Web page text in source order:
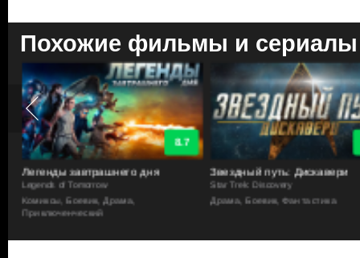
Похожие фильмы и сериалы
8.7
Легенды завтрашнего дня
Legends of Tomorrow
Комиксы, Боевик, Драма,
Приключенческий
Звездный путь: Дискавери
Star Trek: Discovery
Драма, Боевик, Фантастика